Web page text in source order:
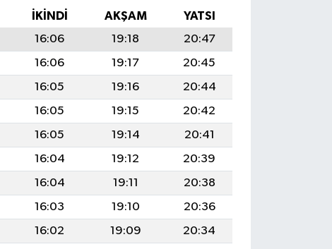
İKINDI AKŞAM
YATSI
16:06 19:18
20:47
16:06 19:17
20:45
16:05 19:16
20:44
16:05 19:15
20:42
16:05 19:14
20:41
16:04 19:12
20:39
16:04 19:11
20:38
16:03 19:10
20:36
16:02 19:09
20:34